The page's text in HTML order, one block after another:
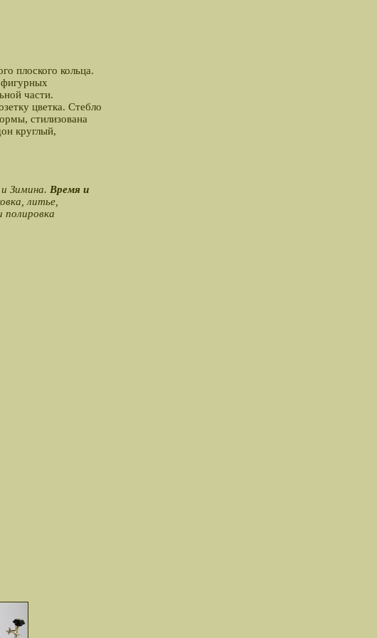
плоского кольца.
части.
цветка. Стебло
стилизована
круглый,
Зимина. Время и
литье,
полировка